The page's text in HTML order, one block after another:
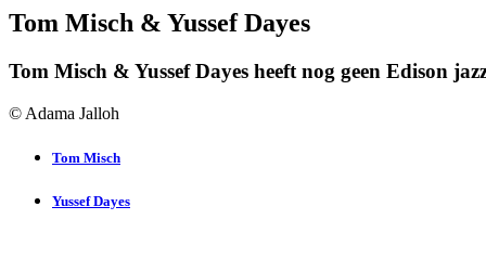
Tom Misch & Yussef Dayes
Tom Misch & Yussef Dayes heeft nog geen Edison
© Adama Jalloh
Tom Misch
Yussef Dayes